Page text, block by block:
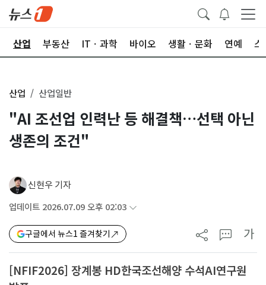
산업 부동산 ITㆍ과학 바이오 생활ㆍ문화 연예 스
산업 산업일반
"AI 조선업 인력난 등 해결책…선택 아닌
생존의 조건"
신현우 기자
업데이트 2026.07.09 오후 02:03
구글에서 뉴스1 즐겨찾기 가
[NFIF2026] 장계봉 HD한국조선해양 수석AI연구원